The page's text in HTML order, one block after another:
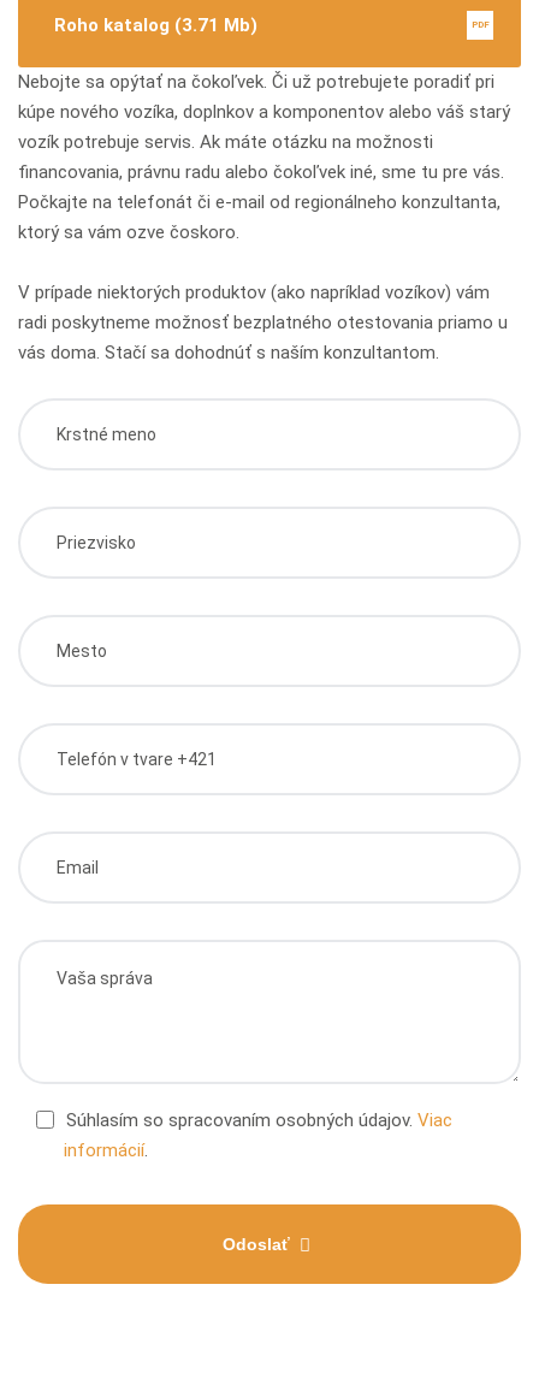
Roho katalog (3.71 Mb) PDF
Nebojte sa opýtať na čokoľvek. Či už potrebujete poradiť pri
kúpe nového vozíka, doplnkov a komponentov alebo váš starý
vozík potrebuje servis. Ak máte otázku na možnosti
financovania, právnu radu alebo čokoľvek iné, sme tu pre vás.
Počkajte na telefonát či e-mail od regionálneho konzultanta,
ktorý sa vám ozve čoskoro.
V prípade niektorých produktov (ako napríklad vozíkov) vám
radi poskytneme možnosť bezplatného otestovania priamo u
vás doma. Stačí sa dohodnúť s naším konzultantom.
Súhlasím so spracovaním osobných údajov.Viac
informácií.
Odoslať